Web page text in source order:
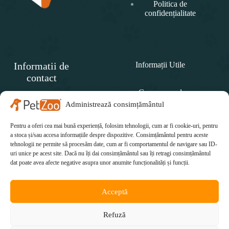
Administrează consimțământul
Pentru a oferi cea mai bună experiență, folosim tehnologii, cum ar fi cookie-uri, pentru
a stoca și/sau accesa informațiile despre dispozitive. Consimțământul pentru aceste
tehnologii ne permite să procesăm date, cum ar fi comportamentul de navigare sau ID-
uri unice pe acest site. Dacă nu îți dai consimțământul sau îți retragi consimțământul
dat poate avea afecte negative asupra unor anumite funcționalități și funcții.
Acceptă
Refuză
Politica de
confidențialitate
Informatii de
contact
PET
Telefon:
0771 415 812
Email:
Informații Utile
Cum comand
Politica de retur
Cum plătesc
Cum se livrează